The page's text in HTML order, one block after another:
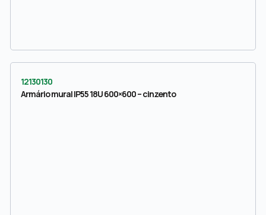
12130130
Armário mural IP55 18U 600×600 – cinzento